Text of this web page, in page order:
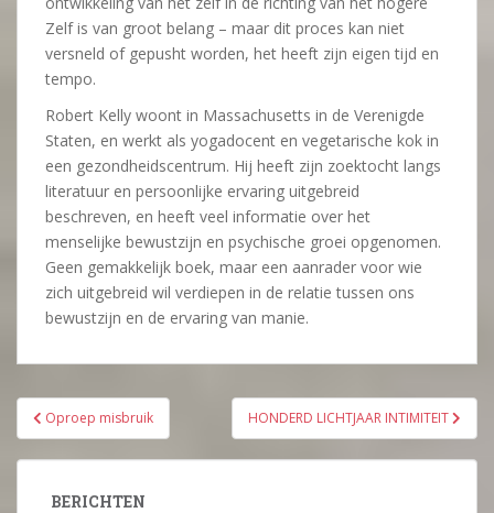
Zelf is van groot belang – maar dit proces kan niet
versneld of gepusht worden, het heeft zijn eigen tijd en
tempo.
Robert Kelly woont in Massachusetts in de Verenigde
Staten, en werkt als yogadocent en vegetarische kok in
een gezondheidscentrum. Hij heeft zijn zoektocht langs
literatuur en persoonlijke ervaring uitgebreid
beschreven, en heeft veel informatie over het
menselijke bewustzijn en psychische groei opgenomen.
Geen gemakkelijk boek, maar een aanrader voor wie
zich uitgebreid wil verdiepen in de relatie tussen ons
bewustzijn en de ervaring van manie.
Bericht
navigatie
Oproep misbruik HONDERD LICHTJAAR INTIMITEIT
BERICHTEN